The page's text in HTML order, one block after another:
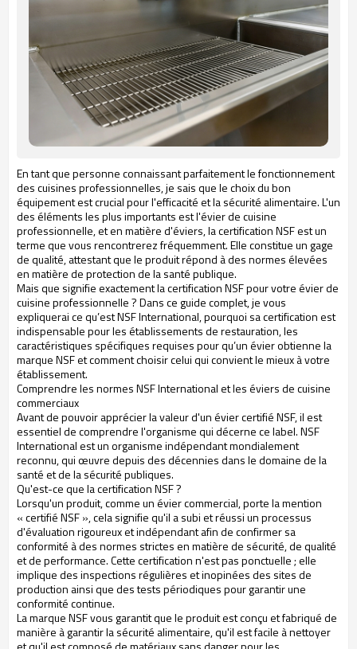
En tant que personne connaissant parfaitement le fonctionnement
des cuisines professionnelles, je sais que le choix du bon
équipement est crucial pour l'efficacité et la sécurité alimentaire. L'un
des éléments les plus importants est l'évier de cuisine
professionnelle, et en matière d'éviers, la certification NSF est un
terme que vous rencontrerez fréquemment. Elle constitue un gage
de qualité, attestant que le produit répond à des normes élevées
en matière de protection de la santé publique.
Mais que signifie exactement la certification NSF pour votre évier de
cuisine professionnelle ? Dans ce guide complet, je vous
expliquerai ce qu’est NSF International, pourquoi sa certification est
indispensable pour les établissements de restauration, les
caractéristiques spécifiques requises pour qu’un évier obtienne la
marque NSF et comment choisir celui qui convient le mieux à votre
établissement.
Comprendre les normes NSF International et les éviers de cuisine
commerciaux
Avant de pouvoir apprécier la valeur d'un évier certifié NSF, il est
essentiel de comprendre l'organisme qui décerne ce label. NSF
International est un organisme indépendant mondialement
reconnu, qui œuvre depuis des décennies dans le domaine de la
santé et de la sécurité publiques.
Qu'est-ce que la certification NSF ?
Lorsqu'un produit, comme un évier commercial, porte la mention
« certifié NSF », cela signifie qu'il a subi et réussi un processus
d'évaluation rigoureux et indépendant afin de confirmer sa
conformité à des normes strictes en matière de sécurité, de qualité
et de performance. Cette certification n'est pas ponctuelle ; elle
implique des inspections régulières et inopinées des sites de
production ainsi que des tests périodiques pour garantir une
conformité continue.
La marque NSF vous garantit que le produit est conçu et fabriqué de
manière à garantir la sécurité alimentaire, qu'il est facile à nettoyer